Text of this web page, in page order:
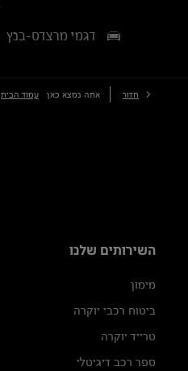
דגמי מרצדס-בנץ
חזור אתה נמצא כאן עמוד הבית
השירותים שלנו
מימון
ביטוח רכבי יוקרה
טרייד יוקרה
ספר רכב דיגיטלי